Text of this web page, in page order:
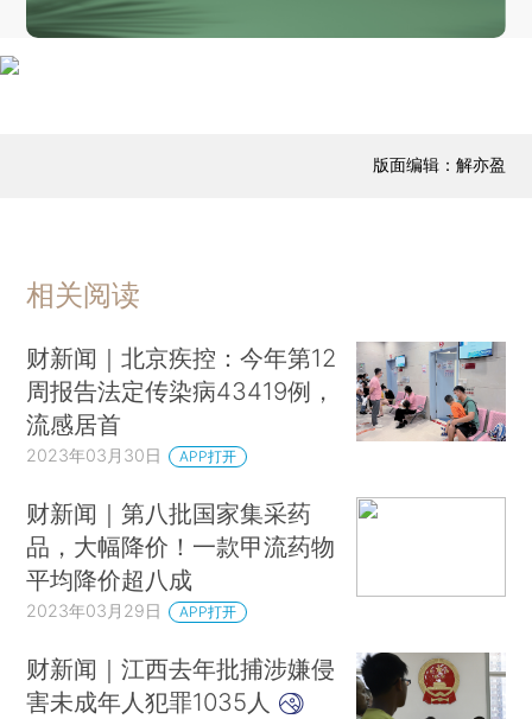
版面编辑：解亦盈
相关阅读
财新闻｜北京疾控：今年第12
周报告法定传染病43419例，
流感居首
2023年03月30日 APP打开
财新闻｜第八批国家集采药
品，大幅降价！一款甲流药物
平均降价超八成
2023年03月29日 APP打开
财新闻｜江西去年批捕涉嫌侵
害未成年人犯罪1035人